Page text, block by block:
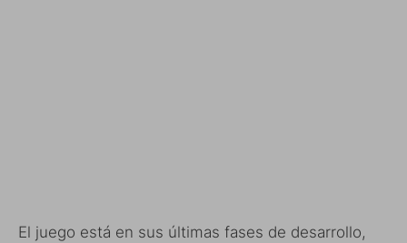
El juego está en sus últimas fases de desarrollo,